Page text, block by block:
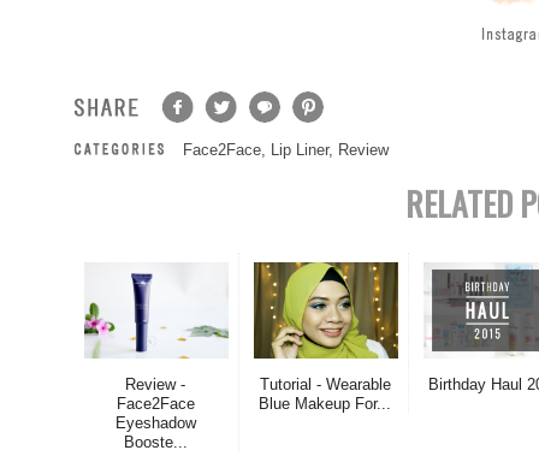
Face2Face, Lip Liner, Review
RELATED
Review -
Face2Face
Eyeshadow
Booste...
Tutorial - Wearable
Blue Makeup For...
Birthday Haul